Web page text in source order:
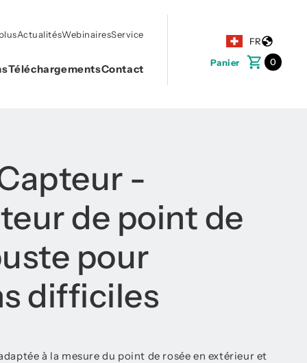
FR
Panier
0
ActualitésWebinairesService
TéléchargementsContact
-
de point de
pour
difficiles
à la mesure du point de rosée en extérieur et